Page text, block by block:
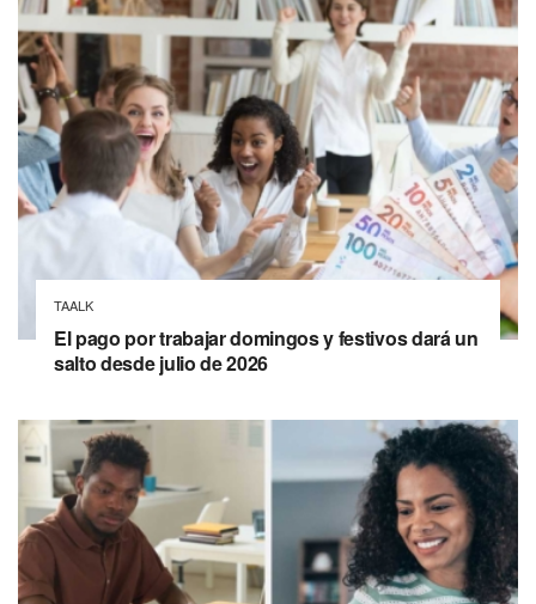
TAALK
El pago por trabajar domingos y festivos dará un
salto desde julio de 2026